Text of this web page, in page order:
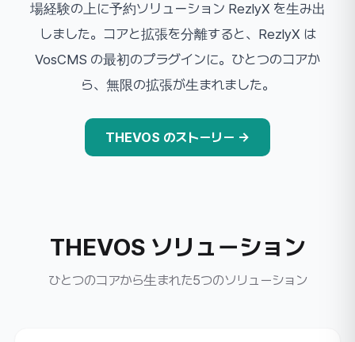
場経験の上に予約ソリューション RezlyX を生み出
しました。コアと拡張を分離すると、RezlyX は
VosCMS の最初のプラグインに。ひとつのコアか
ら、無限の拡張が生まれました。
THEVOS のストーリー →
THEVOS ソリューション
ひとつのコアから生まれた5つのソリューション